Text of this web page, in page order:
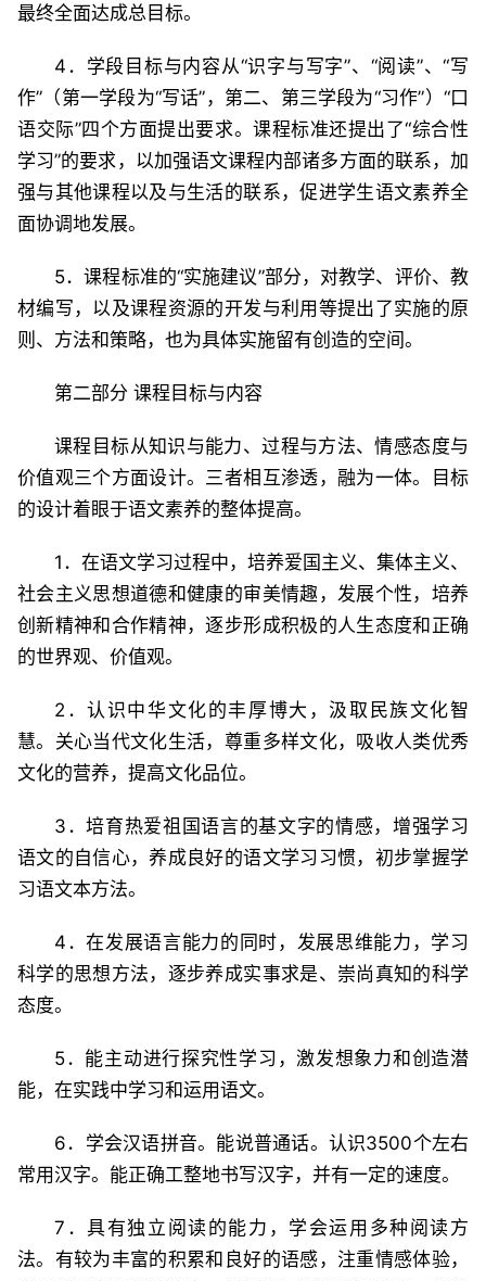
最终全面达成总目标。
4．学段目标与内容从“识字与写字”、“阅读”、“写
作”（第一学段为“写话”，第二、第三学段为“习作”）“口
语交际”四个方面提出要求。课程标准还提出了“综合性
学习”的要求，以加强语文课程内部诸多方面的联系，加
强与其他课程以及与生活的联系，促进学生语文素养全
面协调地发展。
5．课程标准的“实施建议”部分，对教学、评价、教
材编写，以及课程资源的开发与利用等提出了实施的原
则、方法和策略，也为具体实施留有创造的空间。
第二部分 课程目标与内容
课程目标从知识与能力、过程与方法、情感态度与
价值观三个方面设计。三者相互渗透，融为一体。目标
的设计着眼于语文素养的整体提高。
1．在语文学习过程中，培养爱国主义、集体主义、
社会主义思想道德和健康的审美情趣，发展个性，培养
创新精神和合作精神，逐步形成积极的人生态度和正确
的世界观、价值观。
2．认识中华文化的丰厚博大，汲取民族文化智
慧。关心当代文化生活，尊重多样文化，吸收人类优秀
文化的营养，提高文化品位。
3．培育热爱祖国语言的基文字的情感，增强学习
语文的自信心，养成良好的语文学习习惯，初步掌握学
习语文本方法。
4．在发展语言能力的同时，发展思维能力，学习
科学的思想方法，逐步养成实事求是、崇尚真知的科学
态度。
5．能主动进行探究性学习，激发想象力和创造潜
能，在实践中学习和运用语文。
6．学会汉语拼音。能说普通话。认识3500个左右
常用汉字。能正确工整地书写汉字，并有一定的速度。
7．具有独立阅读的能力，学会运用多种阅读方
法。有较为丰富的积累和良好的语感，注重情感体验，